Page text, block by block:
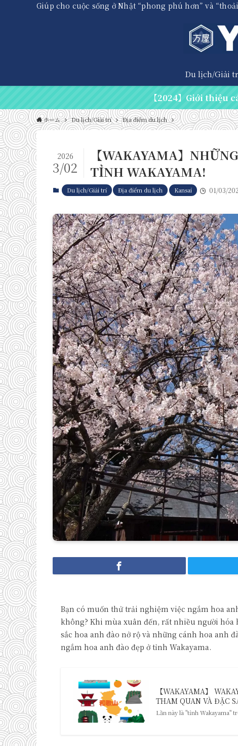
Giúp cho cuộc sống ở Nhật “phong phú hơn” và
Du lịch/Giải
【2024】Giới
ホーム Du lịch/Giải trí Địa điểm du lịch
【WAKAYAMA】
TỈNH WAKAYAMA!
2026
3/02
Du lịch/Giải trí Địa điểm du lịch Kansai 01/03/
Bạn có muốn thử trải nghiệm việc ngắm hoa
không? Khi mùa xuân đến, rất nhiều người
sắc hoa anh đào nở rộ và những cánh hoa anh
ngắm hoa anh đào đẹp ở tỉnh Wakayama.
【WAKAYAMA】
THAM QUAN VÀ ĐẶC
Lần này là "tỉnh Wakayama"